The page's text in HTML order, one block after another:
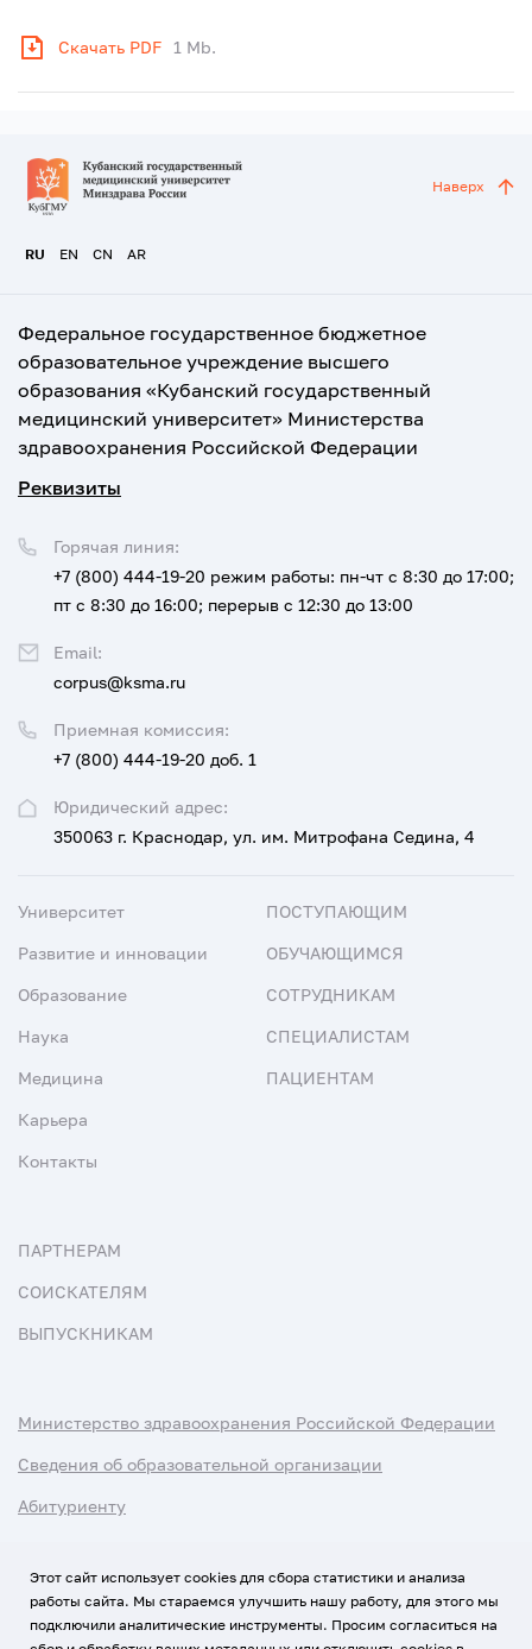
Скачать PDF 1 Mb.
RU EN CN AR
Наверх
Федеральное государственное бюджетное
образовательное учреждение высшего
образования «Кубанский государственный
медицинский университет» Министерства
здравоохранения Российской Федерации
Реквизиты
Юридический адрес:
350063 г. Краснодар, ул. им. Митрофана Седина, 4
Приемная комиссия:
+7 (800) 444-19-20 доб. 1
Горячая линия:
+7 (800) 444-19-20 режим работы: пн-чт с 8:30 до 17:00;
пт с 8:30 до 16:00; перерыв с 12:30 до 13:00
Email:
corpus@ksma.ru
Университет
Развитие и инновации
Образование
Наука
Медицина
Карьера
Контакты
ПОСТУПАЮЩИМ
ОБУЧАЮЩИМСЯ
СОТРУДНИКАМ
СПЕЦИАЛИСТАМ
ПАЦИЕНТАМ
ПАРТНЕРАМ
СОИСКАТЕЛЯМ
ВЫПУСКНИКАМ
Министерство здравоохранения Российской Федерации
Сведения об образовательной организации
Абитуриенту
Этот сайт использует cookies для сбора статистики и анализа
работы сайта. Мы стараемся улучшить нашу работу, для этого мы
подключили аналитические инструменты. Просим согласиться на